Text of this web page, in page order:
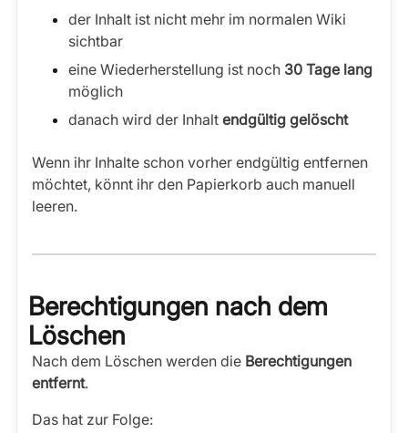
der Inhalt ist nicht mehr im normalen Wiki
sichtbar
eine Wiederherstellung ist noch 30 Tage lang
möglich
danach wird der Inhalt endgültig gelöscht
Wenn ihr Inhalte schon vorher endgültig entfernen
möchtet, könnt ihr den Papierkorb auch manuell
leeren.
Berechtigungen nach dem
Löschen
Nach dem Löschen werden die Berechtigungen
entfernt.
Das hat zur Folge: